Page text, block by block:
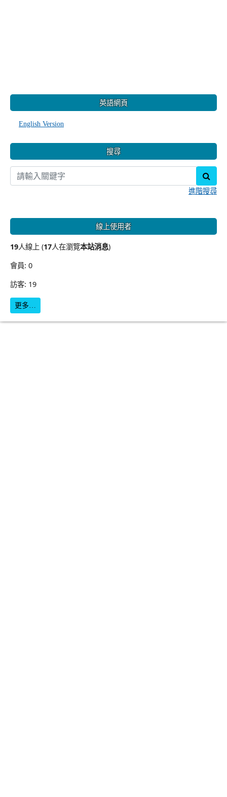
英語網頁
English Version
搜尋
進階搜尋
線上使用者
19人線上 (17人在瀏覽本站消息)
會員: 0
訪客: 19
更多…